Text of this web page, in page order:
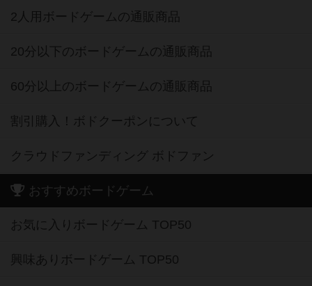
2人用ボードゲームの通販商品
20分以下のボードゲームの通販商品
60分以上のボードゲームの通販商品
割引購入！ボドクーポンについて
クラウドファンディング ボドファン
おすすめボードゲーム
お気に入りボードゲーム TOP50
興味ありボードゲーム TOP50